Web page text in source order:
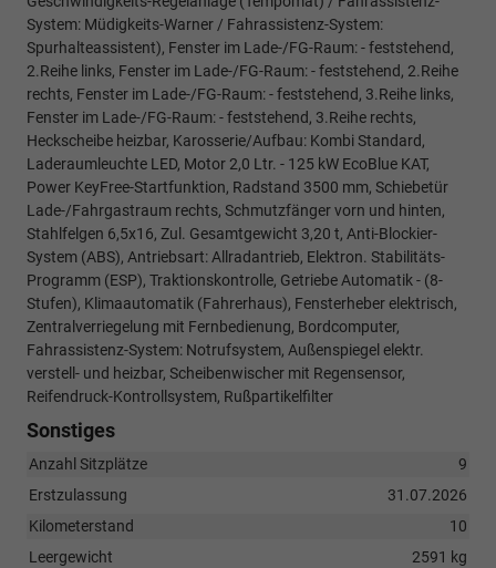
System: Müdigkeits-Warner / Fahrassistenz-System:
Spurhalteassistent), Fenster im Lade-/FG-Raum: - feststehend,
2.Reihe links, Fenster im Lade-/FG-Raum: - feststehend, 2.Reihe
rechts, Fenster im Lade-/FG-Raum: - feststehend, 3.Reihe links,
Fenster im Lade-/FG-Raum: - feststehend, 3.Reihe rechts,
Heckscheibe heizbar, Karosserie/Aufbau: Kombi Standard,
Laderaumleuchte LED, Motor 2,0 Ltr. - 125 kW EcoBlue KAT,
Power KeyFree-Startfunktion, Radstand 3500 mm, Schiebetür
Lade-/Fahrgastraum rechts, Schmutzfänger vorn und hinten,
Stahlfelgen 6,5x16, Zul. Gesamtgewicht 3,20 t, Anti-Blockier-
System (ABS), Antriebsart: Allradantrieb, Elektron. Stabilitäts-
Programm (ESP), Traktionskontrolle, Getriebe Automatik - (8-
Stufen), Klimaautomatik (Fahrerhaus), Fensterheber elektrisch,
Zentralverriegelung mit Fernbedienung, Bordcomputer,
Fahrassistenz-System: Notrufsystem, Außenspiegel elektr.
verstell- und heizbar, Scheibenwischer mit Regensensor,
Reifendruck-Kontrollsystem, Rußpartikelfilter
Sonstiges
Anzahl Sitzplätze
9
Erstzulassung
31.07.2026
Kilometerstand
10
Leergewicht
2591 kg